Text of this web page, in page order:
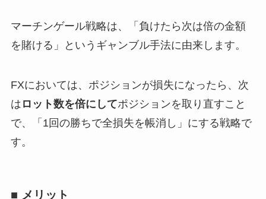
マーチンゲール戦略は、「負けたら次は倍の金額
を賭ける」というギャンブル手法に由来します。
FXにおいては、ポジションが損失になったら、次
は ロット数を倍にしてポジションを取り直すこと
で、「1回の勝ちで全損失を帳消し」にする戦略で
す。
■ メリット